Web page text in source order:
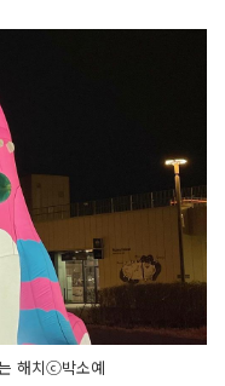
해치ⓒ박소예